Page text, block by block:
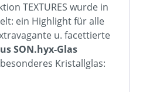
TEXTURES wurde in
ein Highlight für alle
u. facettierte
SON.hyx-Glas
Kristallglas: